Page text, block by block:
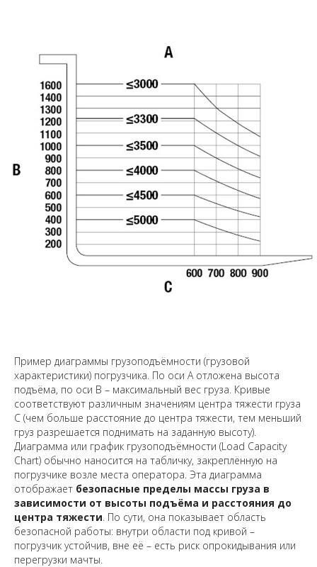
Пример диаграммы грузоподъёмности (грузовой
характеристики) погрузчика. По оси A отложена высота
подъёма, по оси B – максимальный вес груза. Кривые
соответствуют различным значениям центра тяжести груза
C (чем больше расстояние до центра тяжести, тем меньший
груз разрешается поднимать на заданную высоту).
Диаграмма или график грузоподъёмности (Load Capacity
Chart) обычно наносится на табличку, закреплённую на
погрузчике возле места оператора. Эта диаграмма
отображает безопасные пределы массы груза в
зависимости от высоты подъёма и расстояния до
центра тяжести . По сути, она показывает область
безопасной работы: внутри области под кривой –
погрузчик устойчив, вне её – есть риск опрокидывания или
перегрузки мачты.